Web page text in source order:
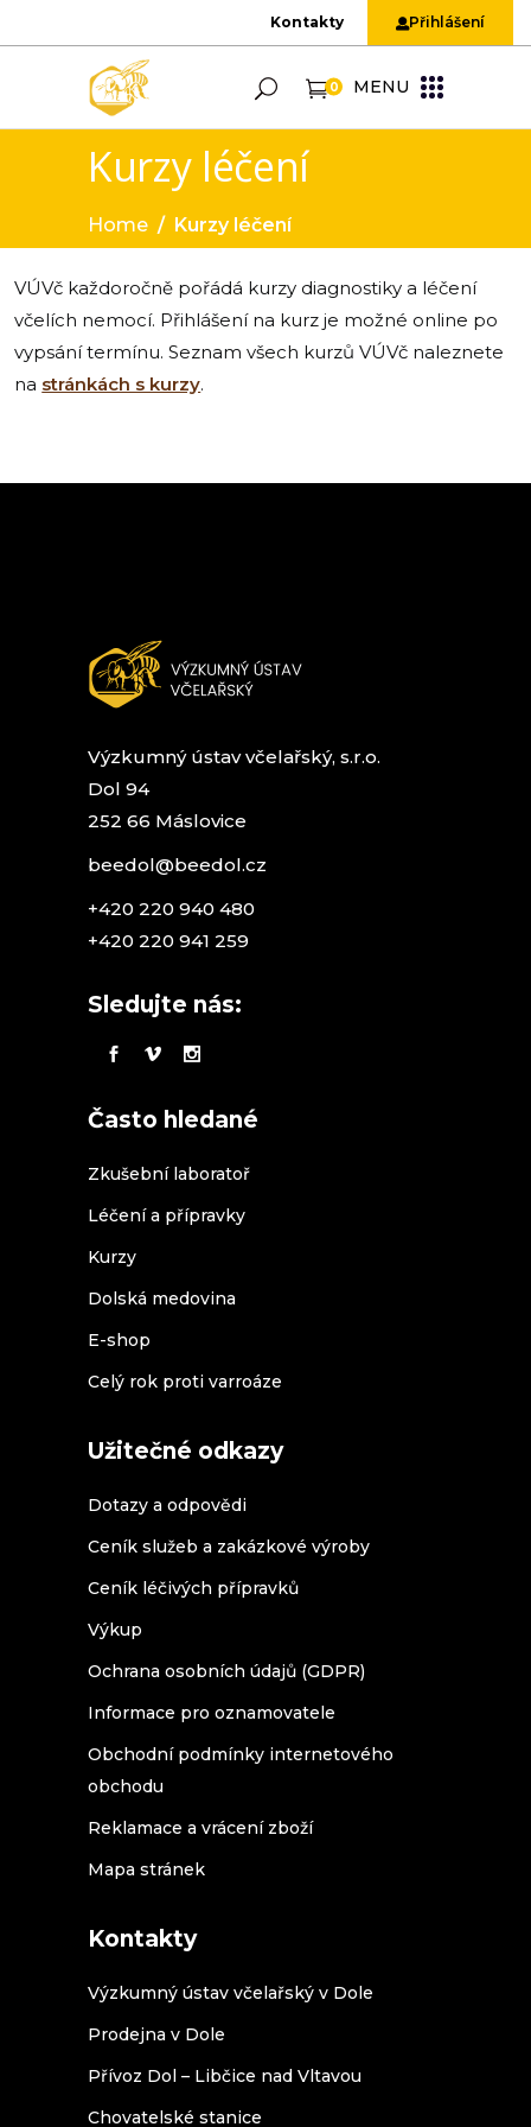
Kontakty Přihlášení
0 MENU
Kurzy léčení
Home / Kurzy léčení
VÚVč každoročně pořádá kurzy diagnostiky a léčení
včelích nemocí. Přihlášení na kurz je možné online po
vypsání termínu. Seznam všech kurzů VÚVč naleznete
na stránkách s kurzy.
Výzkumný ústav včelařský, s.r.o.
Dol 94
252 66 Máslovice
beedol@beedol.cz
+420 220 940 480
+420 220 941 259
Sledujte nás:
Často hledané
Zkušební laboratoř
Léčení a přípravky
Kurzy
Dolská medovina
E-shop
Celý rok proti varroáze
Užitečné odkazy
Dotazy a odpovědi
Ceník služeb a zakázkové výroby
Ceník léčivých přípravků
Výkup
Ochrana osobních údajů (GDPR)
Informace pro oznamovatele
Obchodní podmínky internetového
obchodu
Reklamace a vrácení zboží
Mapa stránek
Kontakty
Výzkumný ústav včelařský v Dole
Prodejna v Dole
Přívoz Dol – Libčice nad Vltavou
Chovatelské stanice